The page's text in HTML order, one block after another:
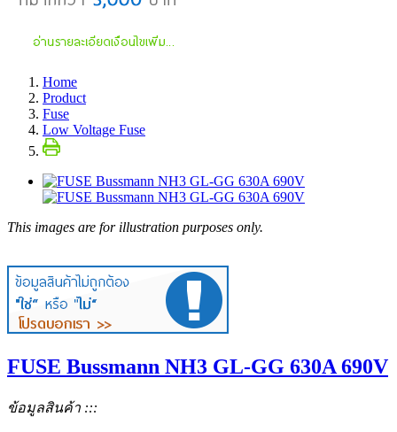
Home
Product
Fuse
Low Voltage Fuse
This images are for illustration purposes only.
FUSE Bussmann NH3 GL-GG 630A 690V
ข้อมูลสินค้า :::